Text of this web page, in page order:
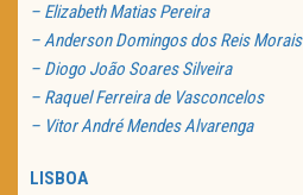
– Elizabeth Matias Pereira
– Anderson Domingos dos Reis Morais
– Diogo João Soares Silveira
– Raquel Ferreira de Vasconcelos
– Vitor André Mendes Alvarenga
LISBOA